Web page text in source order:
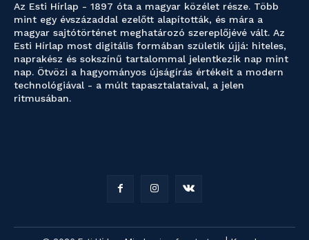
Az Esti Hírlap - 1897 óta a magyar közélet része. Több
mint egy évszázaddal ezelőtt alapították, és mára a
magyar sajtótörténet meghatározó szereplőjévé vált. Az
Esti Hírlap most digitális formában születik újjá: hiteles,
naprakész és sokszínű tartalommal jelentkezik nap mint
nap. Ötvözi a hagyományos újságírás értékeit a modern
technológiával - a múlt tapasztalataival, a jelen
ritmusában.